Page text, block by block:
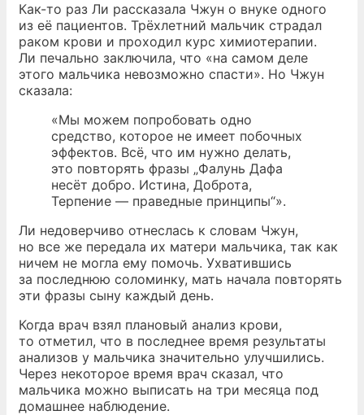
Как-то раз Ли рассказала Чжун о внуке одного
из её пациентов. Трёхлетний мальчик страдал
раком крови и проходил курс химиотерапии.
Ли печально заключила, что «на самом деле
этого мальчика невозможно спасти». Но Чжун
сказала:
«Мы можем попробовать одно
средство, которое не имеет побочных
эффектов. Всё, что им нужно делать,
это повторять фразы „Фалунь Дафа
несёт добро. Истина, Доброта,
Терпение — праведные принципы“».
Ли недоверчиво отнеслась к словам Чжун,
но все же передала их матери мальчика, так как
ничем не могла ему помочь. Ухватившись
за последнюю соломинку, мать начала повторять
эти фразы сыну каждый день.
Когда врач взял плановый анализ крови,
то отметил, что в последнее время результаты
анализов у мальчика значительно улучшились.
Через некоторое время врач сказал, что
мальчика можно выписать на три месяца под
домашнее наблюдение.